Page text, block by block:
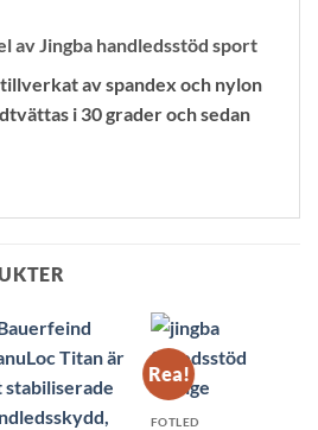
av Jingba handledsstöd sport
av spandex och nylon
i 30 grader och sedan
Rea!
FOTLED